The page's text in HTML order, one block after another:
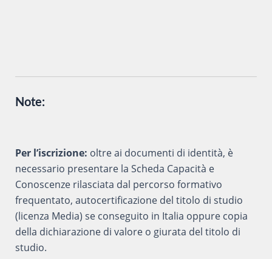
Note:
Per l’iscrizione: oltre ai documenti di identità, è
necessario presentare la Scheda Capacità e
Conoscenze rilasciata dal percorso formativo
frequentato, autocertificazione del titolo di studio
(licenza Media) se conseguito in Italia oppure copia
della dichiarazione di valore o giurata del titolo di
studio.